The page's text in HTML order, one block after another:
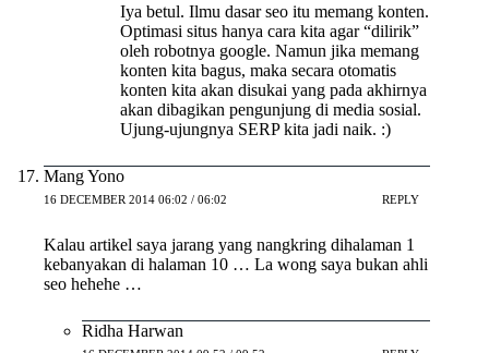
Iya betul. Ilmu dasar seo itu memang konten.
Optimasi situs hanya cara kita agar “dilirik”
oleh robotnya google. Namun jika memang
konten kita bagus, maka secara otomatis
konten kita akan disukai yang pada akhirnya
akan dibagikan pengunjung di media sosial.
Ujung-ujungnya SERP kita jadi naik. :)
Mang Yono
16 DECEMBER 2014 06:02 / 06:02 REPLY
Kalau artikel saya jarang yang nangkring dihalaman 1
kebanyakan di halaman 10 … La wong saya bukan ahli
seo hehehe …
Ridha Harwan